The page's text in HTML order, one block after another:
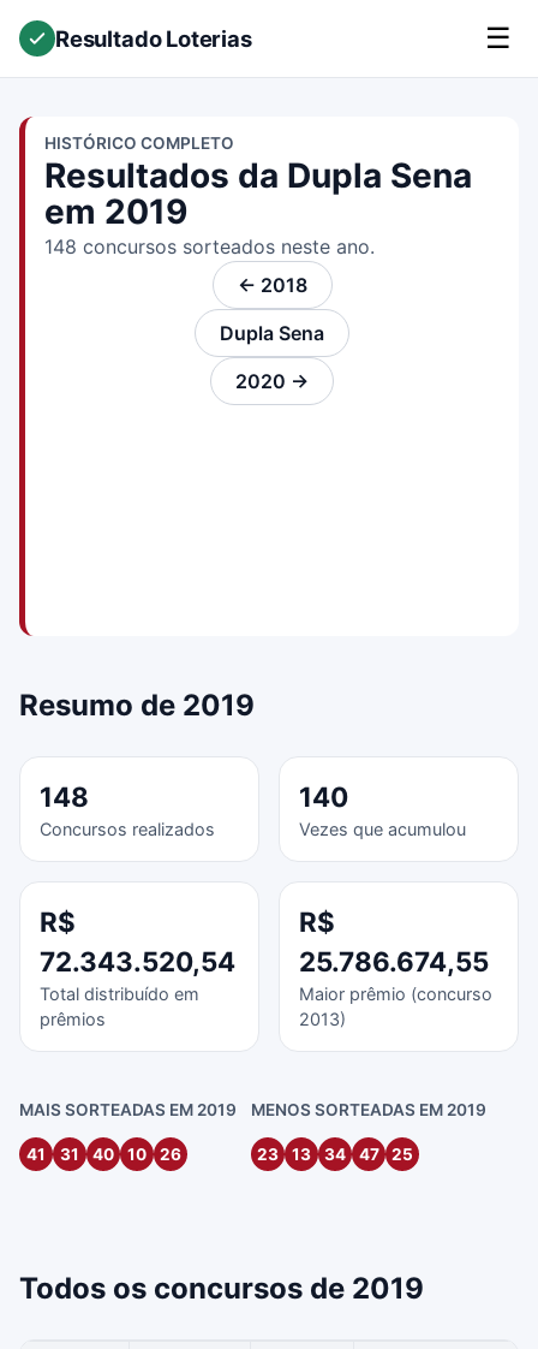
Resultado Loterias ☰
HISTÓRICO COMPLETO
Resultados da Dupla Sena
em 2019
148 concursos sorteados neste ano.
← 2018
Dupla Sena
2020 →
Resumo de 2019
148
Concursos realizados
140
Vezes que acumulou
R$
72.343.520,54
Total distribuído em
prêmios
R$
25.786.674,55
Maior prêmio (concurso
2013)
MAIS SORTEADAS EM 2019
41 31 40 10 26
MENOS SORTEADAS EM 2019
23 13 34 47 25
Todos os concursos de 2019